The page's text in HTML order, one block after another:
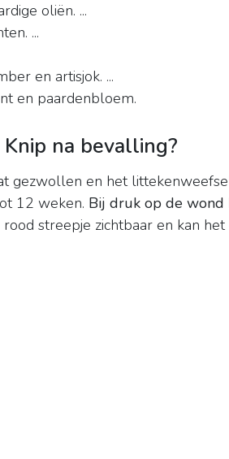
oliën. ...
...
en artisjok. ...
en paardenbloem.
na bevalling?
gezwollen en het
12 weken. Bij druk op de wond
streepje zichtbaar en kan